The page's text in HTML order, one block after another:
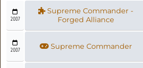
2007
Supreme Commander -
Forged Alliance
2007 Supreme Commander